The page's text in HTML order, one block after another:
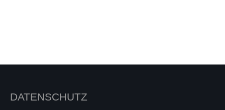
DATENSCHUTZ